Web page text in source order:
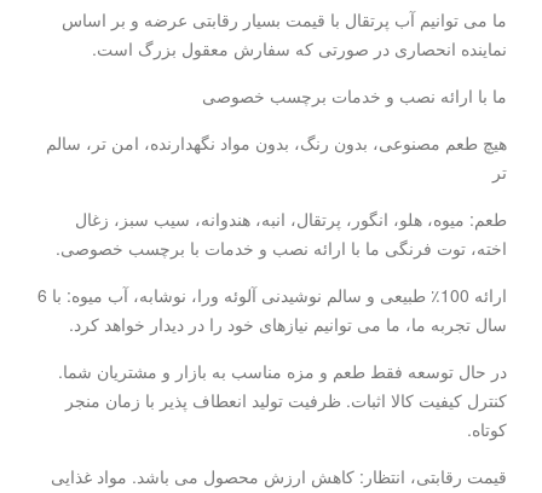
ما می توانیم آب پرتقال با قیمت بسیار رقابتی عرضه و بر اساس
نماینده انحصاری در صورتی که سفارش معقول بزرگ است.
ما با ارائه نصب و خدمات برچسب خصوصی
هیچ طعم مصنوعی، بدون رنگ، بدون مواد نگهدارنده، امن تر، سالم
تر
طعم: میوه، هلو، انگور، پرتقال، انبه، هندوانه، سیب سبز، زغال
اخته، توت فرنگی ما با ارائه نصب و خدمات با برچسب خصوصی.
ارائه 100٪ طبیعی و سالم نوشیدنی آلوئه ورا، نوشابه، آب میوه: با 6
سال تجربه ما، ما می توانیم نیازهای خود را در دیدار خواهد کرد.
در حال توسعه فقط طعم و مزه مناسب به بازار و مشتریان شما.
کنترل کیفیت کالا اثبات. ظرفیت تولید انعطاف پذیر با زمان منجر
کوتاه.
قیمت رقابتی، انتظار: کاهش ارزش محصول می باشد. مواد غذایی